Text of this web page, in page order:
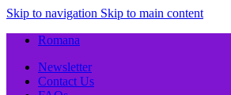
Skip to navigation Skip to main content
Romana
Newsletter
Contact Us